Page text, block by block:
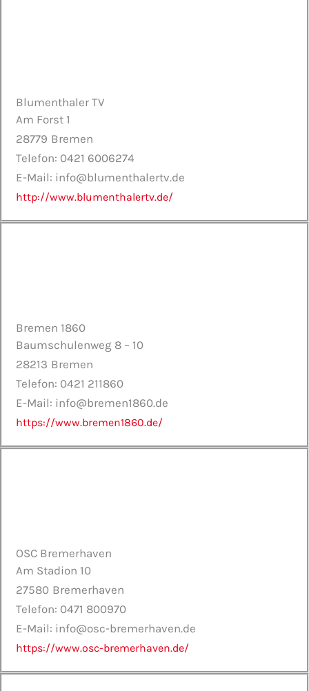
Blumenthaler TV
Am Forst 1
28779 Bremen
Telefon: 0421 6006274
E-Mail: info@blumenthalertv.de
http://www.blumenthalertv.de/
Bremen 1860
Baumschulenweg 8 – 10
28213 Bremen
Telefon: 0421 211860
E-Mail: info@bremen1860.de
https://www.bremen1860.de/
OSC Bremerhaven
Am Stadion 10
27580 Bremerhaven
Telefon: 0471 800970
E-Mail: info@osc-bremerhaven.de
https://www.osc-bremerhaven.de/